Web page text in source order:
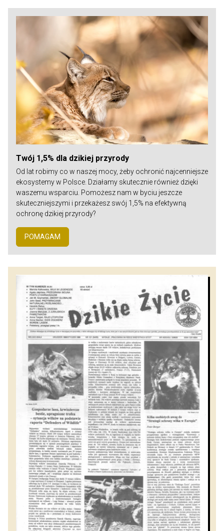
Twój 1,5% dla dzikiej przyrody
Od lat robimy co w naszej mocy, żeby ochronić najcenniejsze
ekosystemy w Polsce. Działamy skutecznie również dzięki
waszemu wsparciu. Pomożesz nam w byciu jeszcze
skuteczniejszymi i przekażesz swój 1,5% na efektywną
ochronę dzikiej przyrody?
POMAGAM